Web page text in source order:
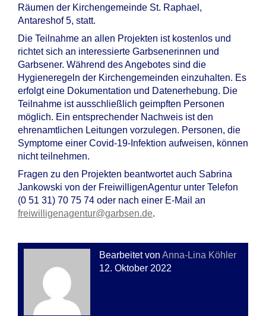
Räumen der Kirchengemeinde St. Raphael,
Antareshof 5, statt.
Die Teilnahme an allen Projekten ist kostenlos und
richtet sich an interessierte Garbsenerinnen und
Garbsener. Während des Angebotes sind die
Hygieneregeln der Kirchengemeinden einzuhalten. Es
erfolgt eine Dokumentation und Datenerhebung. Die
Teilnahme ist ausschließlich geimpften Personen
möglich. Ein entsprechender Nachweis ist den
ehrenamtlichen Leitungen vorzulegen. Personen, die
Symptome einer Covid-19-Infektion aufweisen, können
nicht teilnehmen.
Fragen zu den Projekten beantwortet auch Sabrina
Jankowski von der FreiwilligenAgentur unter Telefon
(0 51 31) 70 75 74 oder nach einer E-Mail an
freiwilligenagentur@garbsen.de.
Bearbeitet von Anna-Lina Köhler
12. Oktober 2022